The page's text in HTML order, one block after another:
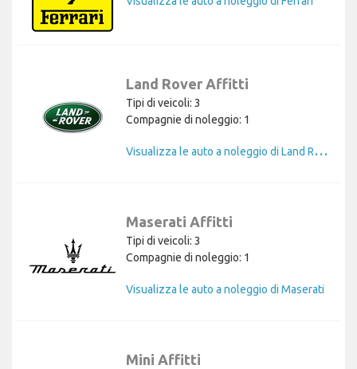
Land Rover Affitti
Tipi di veicoli: 3
Compagnie di noleggio: 1
V
isualizza le auto a noleggio di Land Rover
Maserati Affitti
Tipi di veicoli: 3
Compagnie di noleggio: 1
Visualizza le auto a noleggio di Maserati
Mini Affitti